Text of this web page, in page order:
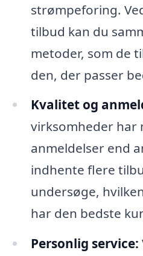
strømpeforing.
tilbud kan du
metoder, som de
den, der passer
Kvalitet og
virksomheder har
anmeldelser end
indhente flere
undersøge,
har den bedste
Personlig service: